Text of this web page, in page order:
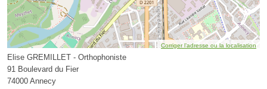
Corriger l’adresse ou la localisation
Elise GREMILLET - Orthophoniste
91 Boulevard du Fier
74000 Annecy